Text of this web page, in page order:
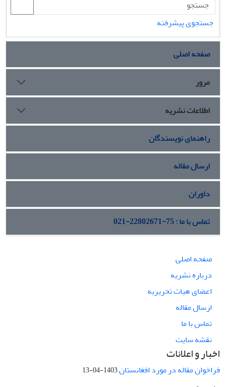
جستجوی پیشرفته
صفحه اصلی
مرور
اطلاعات نشریه
راهنمای نویسندگان
ارسال مقاله
داوران
تماس با ما : 75-22802671-021
صفحه اصلی
درباره نشریه
اعضای هیات تحریریه
ارسال مقاله
تماس با ما
نقشه سایت
اخبار و اعلانات
فراخوان مقاله در مورد افغانستان1403-04-13